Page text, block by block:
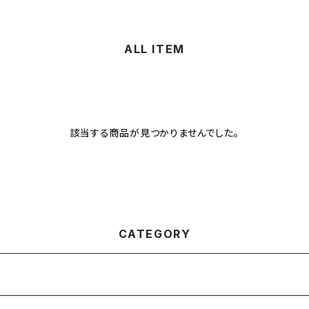
ALL ITEM
該当する商品が見つかりませんでした。
CATEGORY